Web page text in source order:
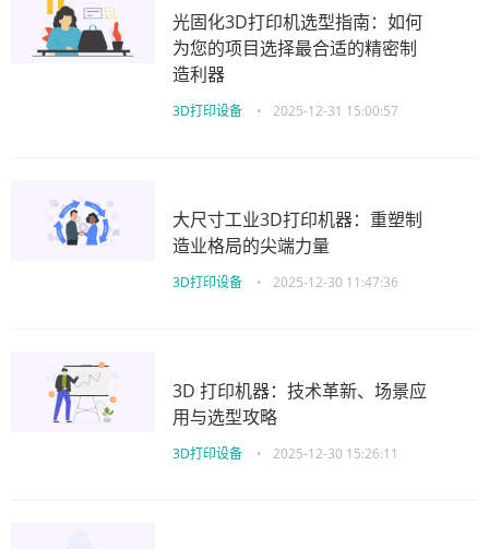
光固化3D打印机选型指南：如何
为您的项目选择最合适的精密制
造利器
3D打印设备 • 2025-12-31 15:00:57
大尺寸工业3D打印机器：重塑制
造业格局的尖端力量
3D打印设备 • 2025-12-30 11:47:36
3D 打印机器：技术革新、场景应
用与选型攻略
3D打印设备 • 2025-12-30 15:26:11